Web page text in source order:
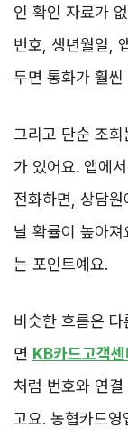
인 확인 자료가
번호, 생년월일,
두면 통화가 훨씬
그리고 단순 조
가 있어요. 앱에
전화하면, 상담
날 확률이 높아
는 포인트예요.
비슷한 흐름은
면 KB카드고객
처럼 번호와 연
고요. 농협카드